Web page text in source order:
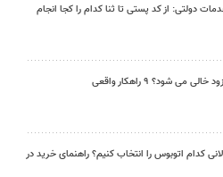
دولتی: از کد پستی تا ثنا کدام را کجا انجام
می شود؟ ۹ راهکار واقعی
کدام اتوبوس را انتخاب کنیم؟ راهنمای خرید در